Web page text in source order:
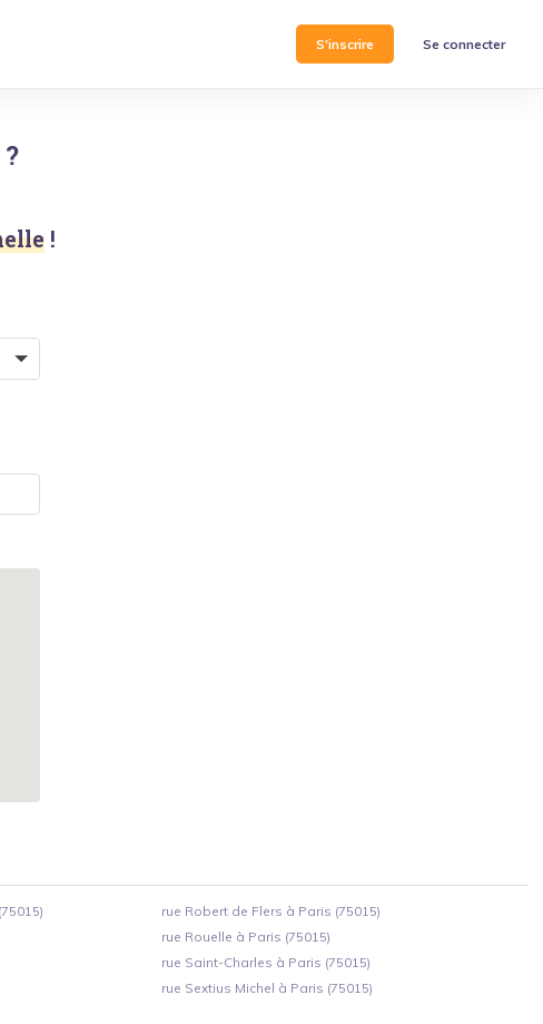
S'inscrire Se connecter
?
!
rue Robert de Flers à Paris (75015)
rue Rouelle à Paris (75015)
rue Saint-Charles à Paris (75015)
rue Sextius Michel à Paris (75015)